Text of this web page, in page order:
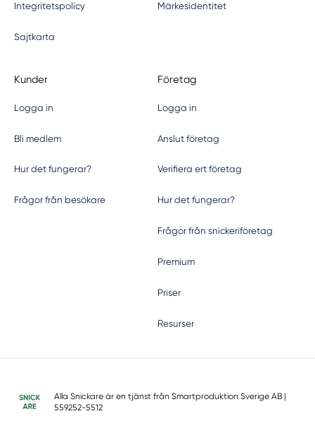
Integritetspolicy Märkesidentitet
Sajtkarta
Kunder
Logga in
Bli medlem
Hur det fungerar?
Frågor från besökare
Företag
Logga in
Anslut företag
Verifiera ert företag
Hur det fungerar?
Frågor från snickeriföretag
Premium
Priser
Resurser
Alla Snickare är en tjänst frånSmartproduktion Sverige AB |
559252-5512